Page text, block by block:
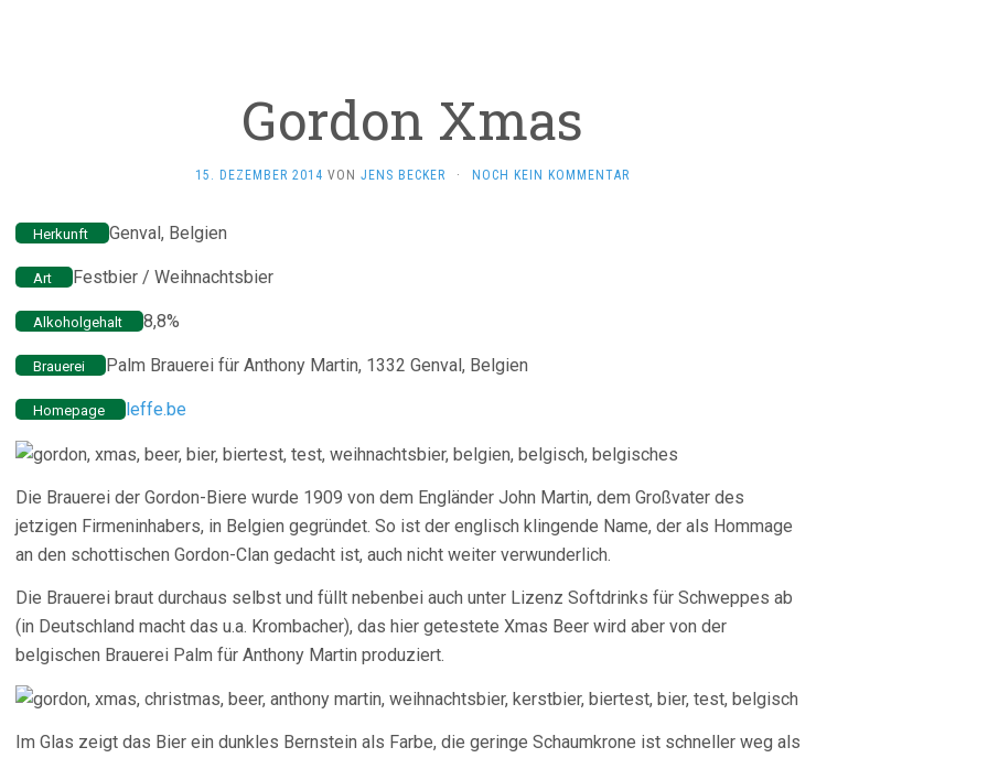
Gordon Xmas
15. DEZEMBER 2014 VON JENS BECKER · NOCH KEIN KOMMENTAR
Herkunft Genval, Belgien
Art Festbier / Weihnachtsbier
Alkoholgehalt 8,8%
Brauerei Palm Brauerei für Anthony Martin, 1332 Genval, Belgien
Homepage leffe.be
Die Brauerei der Gordon-Biere wurde 1909 von dem Engländer John Martin, dem Großvater des
jetzigen Firmeninhabers, in Belgien gegründet. So ist der englisch klingende Name, der als Hommage
an den schottischen Gordon-Clan gedacht ist, auch nicht weiter verwunderlich.
Die Brauerei braut durchaus selbst und füllt nebenbei auch unter Lizenz Softdrinks für Schweppes ab
(in Deutschland macht das u.a. Krombacher), das hier getestete Xmas Beer wird aber von der
belgischen Brauerei Palm für Anthony Martin produziert.
Im Glas zeigt das Bier ein dunkles Bernstein als Farbe, die geringe Schaumkrone ist schneller weg als